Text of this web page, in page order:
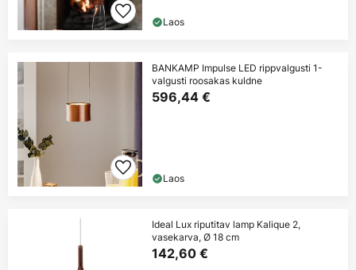
Laos
BANKAMP Impulse LED rippvalgusti 1-
valgusti roosakas kuldne
596,44 €
Laos
Ideal Lux riputitav lamp Kalique 2,
vasekarva, Ø 18 cm
142,60 €